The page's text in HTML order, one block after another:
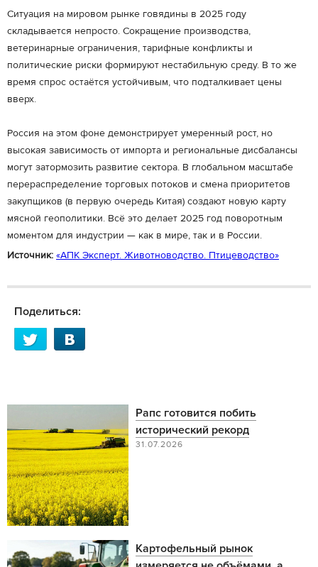
Ситуация на мировом рынке говядины в 2025 году
складывается непросто. Сокращение производства,
ветеринарные ограничения, тарифные конфликты и
политические риски формируют нестабильную среду. В то же
время спрос остаётся устойчивым, что подталкивает цены
вверх.
Россия на этом фоне демонстрирует умеренный рост, но
высокая зависимость от импорта и региональные дисбалансы
могут затормозить развитие сектора. В глобальном масштабе
перераспределение торговых потоков и смена приоритетов
закупщиков (в первую очередь Китая) создают новую карту
мясной геополитики. Всё это делает 2025 год поворотным
моментом для индустрии — как в мире, так и в России.
Источник: «АПК Эксперт. Животноводство. Птицеводство»
Поделиться:
Рапс готовится побить
исторический рекорд
31.07.2026
Картофельный рынок